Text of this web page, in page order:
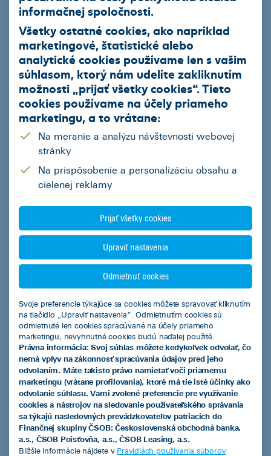
Organizátor akcie si vyhradzuje právo na zmenu tohto
Štatútu. Za kontrolu dodržiavania pravidiel tejto akcie
zodpovedá organizátor. Zapojením sa do akcie vyjadrujú
účastníci akcie svoj súhlas s pravidlami akcie stanovenými
týmto Štatútom.
Mgr. Andrej Janičina
Predseda predstavenstva a generálny riaditeľ
ČSOB Leasing, a.s.
ČSOB Leasing a.s.
Produkty
Leasingový úver
Operatívny leasing
EIB úver so zvýhodneným úrokom
Ekofinancovanie
Naša ponuka
Akciová ponuka vybraných partnerov ČSOB Leasing
Jazdené vozidlá z repredaja
Podnikatelia
informačnej spoločnosti.
Všetky ostatné cookies, ako napríklad
marketingové, štatistické alebo
analytické cookies používame len s vašim
súhlasom, ktorý nám udelíte zakliknutím
možnosti „prijať všetky cookies“. Tieto
cookies používame na účely priameho
marketingu, a to vrátane:
Na meranie a analýzu návštevnosti webovej
stránky
Na prispôsobenie a personalizáciu obsahu a
cielenej reklamy
Prijať všetky cookies
Upraviť nastavenia
Odmietnuť cookies
Svoje preferencie týkajúce sa cookies môžete spravovať kliknutím
na tlačidlo „Upraviť nastavenia“. Odmietnutím cookies sú
odmietnuté len cookies spracúvané na účely priameho
marketingu, nevyhnutné cookies budú naďalej použité.
Právna informácia: Svoj súhlas môžete kedykoľvek odvolať, čo
nemá vplyv na zákonnosť spracúvania údajov pred jeho
odvolaním. Máte takisto právo namietať voči priamemu
marketingu (vrátane profilovania), ktoré má tie isté účinky ako
odvolanie súhlasu. Vami zvolené preferencie pre využívanie
cookies a nástrojov na sledovanie používateľského správania
sa týkajú nasledovných prevádzkovateľov patriacich do
Finančnej skupiny ČSOB: Československá obchodná banka,
a.s., ČSOB Poisťovňa, a.s., ČSOB Leasing, a.s.
Bližšie informácie nájdete v Pravidlách používania súborov